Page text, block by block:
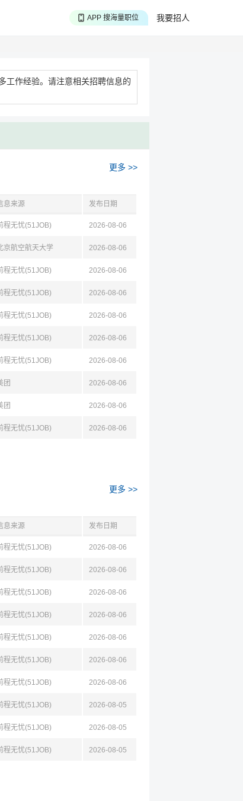
我要招人
APP 聊投递进度
工作经验。请注意相关招聘信息的
更多 >>
息来源 发布日期
程无忧(51JOB) 2026-08-06
京航空航天大学 2026-08-06
程无忧(51JOB) 2026-08-06
程无忧(51JOB) 2026-08-06
程无忧(51JOB) 2026-08-06
程无忧(51JOB) 2026-08-06
程无忧(51JOB) 2026-08-06
团 2026-08-06
团 2026-08-06
程无忧(51JOB) 2026-08-06
更多 >>
息来源 发布日期
程无忧(51JOB) 2026-08-06
程无忧(51JOB) 2026-08-06
程无忧(51JOB) 2026-08-06
程无忧(51JOB) 2026-08-06
程无忧(51JOB) 2026-08-06
程无忧(51JOB) 2026-08-06
程无忧(51JOB) 2026-08-06
程无忧(51JOB) 2026-08-05
程无忧(51JOB) 2026-08-05
程无忧(51JOB) 2026-08-05